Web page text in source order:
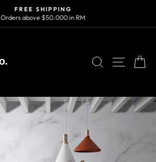
Pause
FREE SHIPPING
Orders above $50.000 in RM
SEARCHSITE